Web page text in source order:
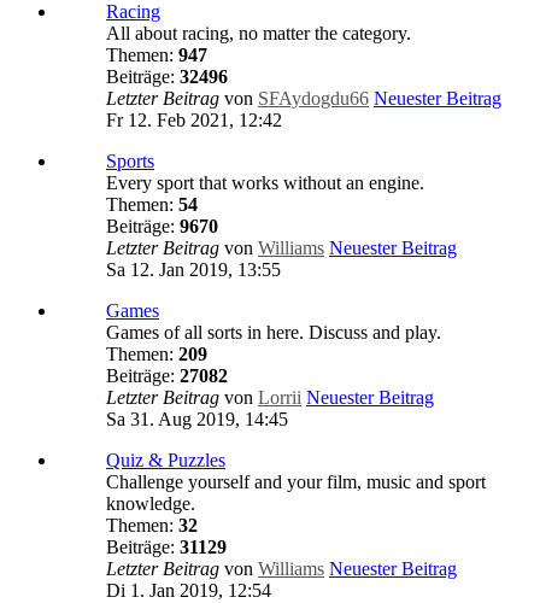
Racing
All about racing, no matter the category.
Themen: 947
Beiträge: 32496
Letzter Beitrag von SFAydogdu66 Neuester Beitrag
Fr 12. Feb 2021, 12:42
Sports
Every sport that works without an engine.
Themen: 54
Beiträge: 9670
Letzter Beitrag von Williams Neuester Beitrag
Sa 12. Jan 2019, 13:55
Games
Games of all sorts in here. Discuss and play.
Themen: 209
Beiträge: 27082
Letzter Beitrag von Lorrii Neuester Beitrag
Sa 31. Aug 2019, 14:45
Quiz & Puzzles
Challenge yourself and your film, music and sport
knowledge.
Themen: 32
Beiträge: 31129
Letzter Beitrag von Williams Neuester Beitrag
Di 1. Jan 2019, 12:54